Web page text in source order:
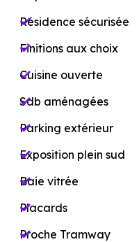
Résidence sécurisée
Finitions aux choix
Cuisine ouverte
Sdb aménagées
Parking extérieur
Exposition plein sud
Baie vitrée
Placards
Proche Tramway